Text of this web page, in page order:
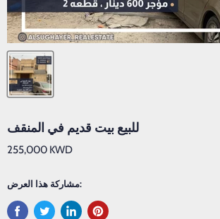
للبيع بيت قديم في المنقف
255,000 KWD
مشاركة هذا العرض: